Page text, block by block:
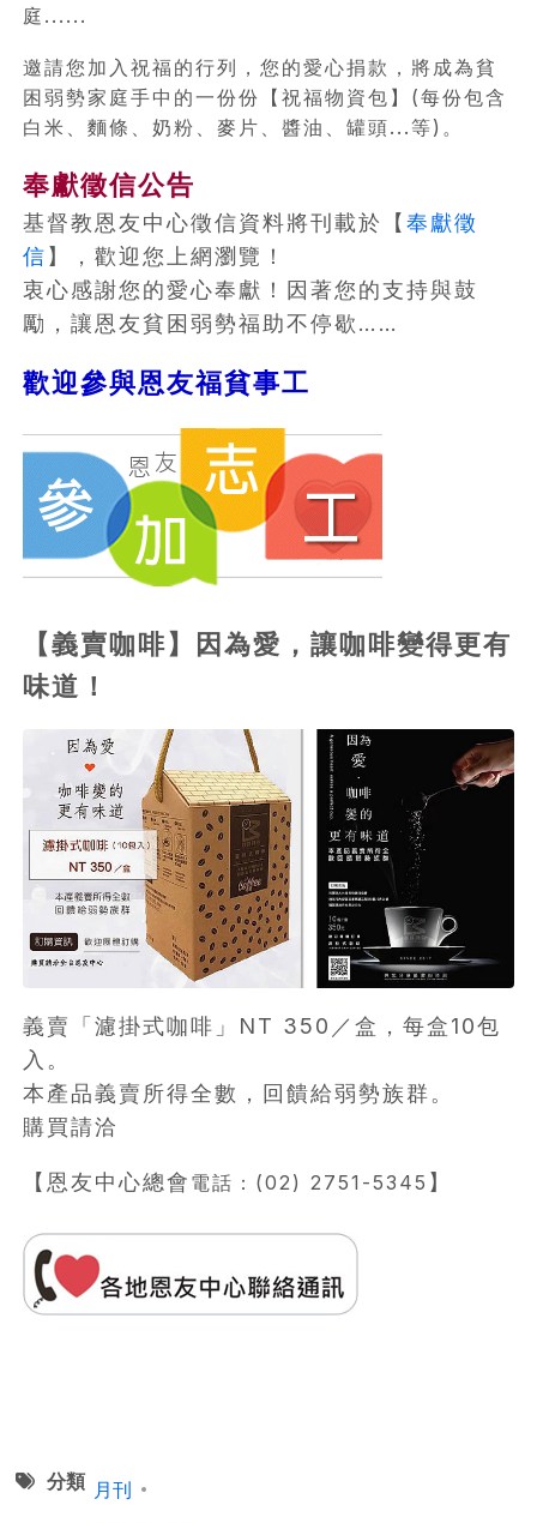
庭......
邀請您加入祝福的行列，您的愛心捐款，將成為貧
困弱勢家庭手中的一份份【祝福物資包】(每份包含
白米、麵條、奶粉、麥片、醬油、罐頭...等)。
奉獻徵信公告
基督教恩友中心徵信資料將刊載於【 奉獻徵
信 】，歡迎您上網瀏覽！
衷心感謝您的愛心奉獻！因著您的支持與鼓
勵，讓恩友貧困弱勢福助不停歇……
歡迎參與恩友福貧事工
【義賣咖啡】因為愛，讓咖啡變得更有
味道！
義賣「濾掛式咖啡」NT 350／盒，每盒10包
入。
本產品義賣所得全數，回饋給弱勢族群。
購買請洽
【恩友中心總會 電話：(02) 2751-5345 】
分類 月刊